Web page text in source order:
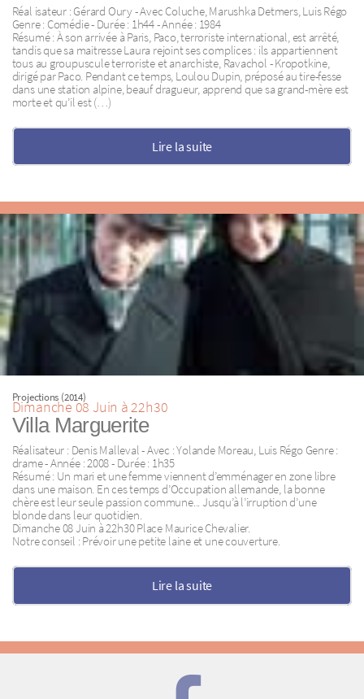
Réal isateur : Gérard Oury - Avec Coluche, Marushka Detmers, Luis Régo
Genre : Comédie - Durée : 1h44 - Année : 1984
Résumé : À son arrivée à Paris, Paco, terroriste international, est arrêté,
tandis que sa maitresse Laura rejoint ses complices : ils appartiennent
tous au groupuscule terroriste et anarchiste, Ravachol - Kropotkine,
dirigé par Paco. Pendant ce temps, Loulou Dupin, préposé au tire-fesse
dans une station alpine, beauf dragueur, apprend que sa grand-mère est
morte et qu’il est (…)
Lire la suite
Projections (2014)
Dimanche 08 Juin à 22h30
Villa Marguerite
Réalisateur : Denis Malleval - Avec : Yolande Moreau, Luis Régo Genre :
drame - Année : 2008 - Durée : 1h35
Résumé : Un mari et une femme viennent d’emménager en zone libre
dans une maison. En ces temps d’Occupation allemande, la bonne
chère est leur seule passion commune... Jusqu’à l’irruption d’une
blonde dans leur quotidien.
Dimanche 08 Juin à 22h30 Place Maurice Chevalier.
Notre conseil : Prévoir une petite laine et une couverture.
Lire la suite